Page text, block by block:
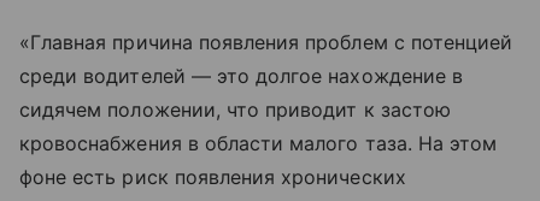
«Главная причина появления проблем с потенцией
среди водителей — это долгое нахождение в
сидячем положении, что приводит к застою
кровоснабжения в области малого таза. На этом
фоне есть риск появления хронических